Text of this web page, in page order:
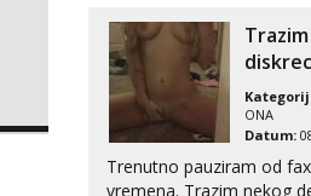
Anđela
Čekam tvoj
Tel:
tel:0,93€ -
Razgovaram :)
tipkanja uz slike i hot line
pripremila ...
ONA
Datum:
Trenutno pauziram od
vremena. Trazim nekog